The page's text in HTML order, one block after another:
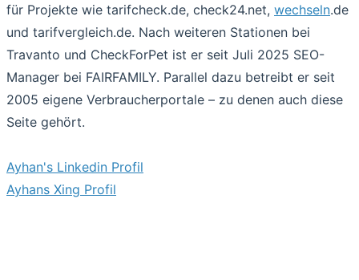
für Projekte wie tarifcheck.de, check24.net, wechseln.de
und tarifvergleich.de. Nach weiteren Stationen bei
Travanto und CheckForPet ist er seit Juli 2025 SEO-
Manager bei FAIRFAMILY. Parallel dazu betreibt er seit
2005 eigene Verbraucherportale – zu denen auch diese
Seite gehört.
Ayhan's Linkedin Profil
Ayhans Xing Profil